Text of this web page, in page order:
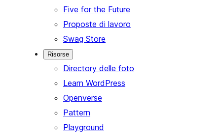
Five for the Future
Proposte di lavoro
Swag Store
Risorse
Directory delle foto
Learn WordPress
Openverse
Pattern
Playground